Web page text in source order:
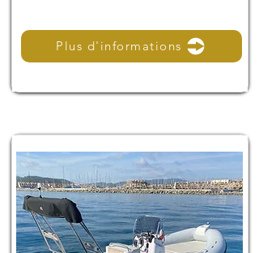
Plus d'informations